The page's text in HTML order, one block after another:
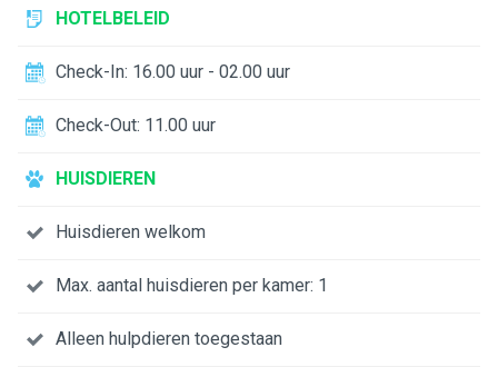
HOTELBELEID
Check-In: 16.00 uur - 02.00 uur
Check-Out: 11.00 uur
HUISDIEREN
Huisdieren welkom
Max. aantal huisdieren per kamer: 1
Alleen hulpdieren toegestaan